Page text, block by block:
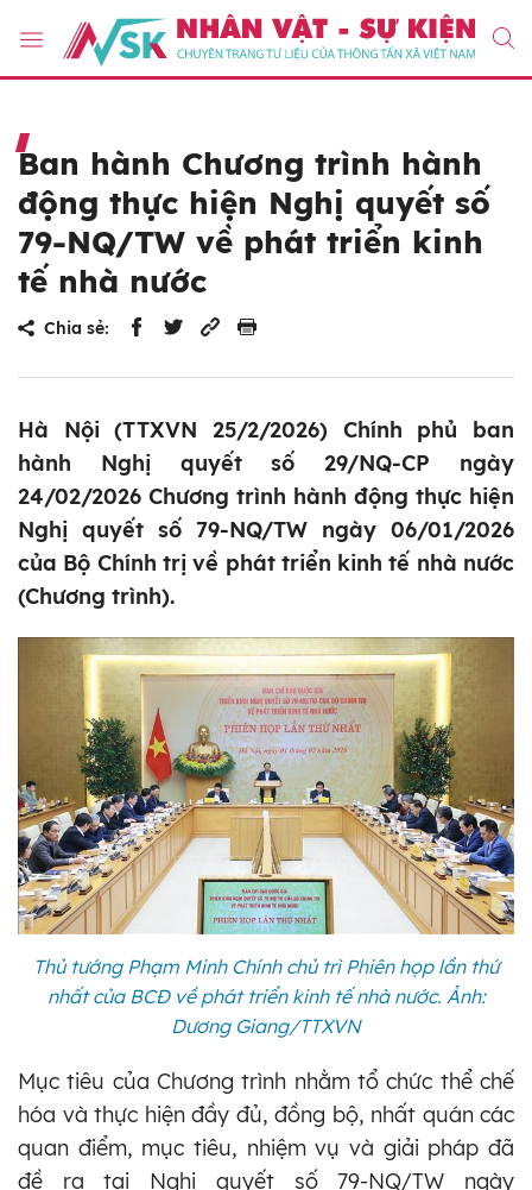
Ban hành Chương trình hành
động thực hiện Nghị quyết số
79-NQ/TW về phát triển kinh
tế nhà nước
Chia sẻ:
Hà Nội (TTXVN 25/2/2026) Chính phủ ban
hành Nghị quyết số 29/NQ-CP ngày
24/02/2026 Chương trình hành động thực hiện
Nghị quyết số 79-NQ/TW ngày 06/01/2026
của Bộ Chính trị về phát triển kinh tế nhà nước
(Chương trình).
Thủ tướng Phạm Minh Chính chủ trì Phiên họp lần thứ
nhất của BCĐ về phát triển kinh tế nhà nước. Ảnh:
Dương Giang/TTXVN
Mục tiêu của Chương trình nhằm tổ chức thể chế
hóa và thực hiện đầy đủ, đồng bộ, nhất quán các
quan điểm, mục tiêu, nhiệm vụ và giải pháp đã
đề ra tại Nghị quyết số 79-NQ/TW ngày